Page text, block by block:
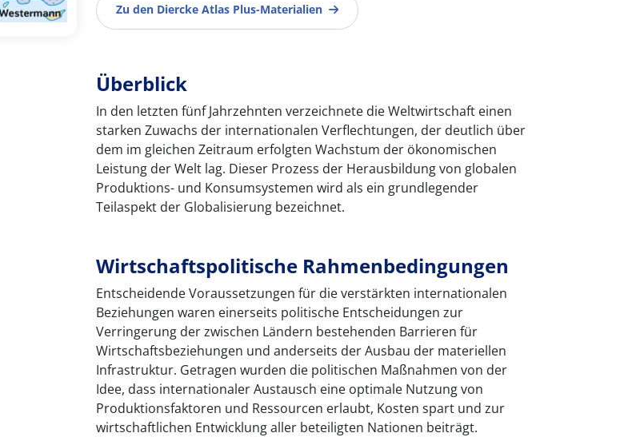
Zu den Diercke Atlas Plus-Materialien
Überblick
In den letzten fünf Jahrzehnten verzeichnete die Weltwirtschaft einen
starken Zuwachs der internationalen Verflechtungen, der deutlich über
dem im gleichen Zeitraum erfolgten Wachstum der ökonomischen
Leistung der Welt lag. Dieser Prozess der Herausbildung von globalen
Produktions- und Konsumsystemen wird als ein grundlegender
Teilaspekt der Globalisierung bezeichnet.
Wirtschaftspolitische Rahmenbedingungen
Entscheidende Voraussetzungen für die verstärkten internationalen
Beziehungen waren einerseits politische Entscheidungen zur
Verringerung der zwischen Ländern bestehenden Barrieren für
Wirtschaftsbeziehungen und anderseits der Ausbau der materiellen
Infrastruktur. Getragen wurden die politischen Maßnahmen von der
Idee, dass internationaler Austausch eine optimale Nutzung von
Produktionsfaktoren und Ressourcen erlaubt, Kosten spart und zur
wirtschaftlichen Entwicklung aller beteiligten Nationen beiträgt.